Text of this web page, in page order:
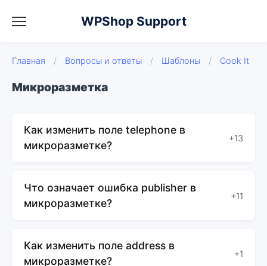
WPShop Support
Главная / Вопросы и ответы / Шаблоны / Cook It
Микроразметка
Как изменить поле telephone в
микроразметке?
+13
Что означает ошибка publisher в
микроразметке?
+11
Как изменить поле address в
микроразметке?
+1